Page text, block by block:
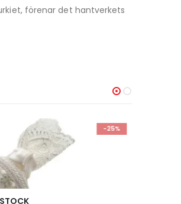
förenar det hantverkets